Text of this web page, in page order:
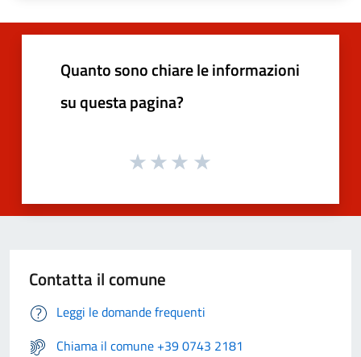
Quanto sono chiare le informazioni
su questa pagina?
Contatta il comune
Leggi le domande frequenti
Chiama il comune +39 0743 2181